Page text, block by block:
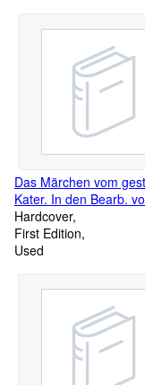
Das Märchen vom
Kater. In den Bearb.
Åtraparola, Basile,
Ludwig Tieck. Mit 12
Radierungen von Otto
Stubbe]
Hardcover
First Edition
Used